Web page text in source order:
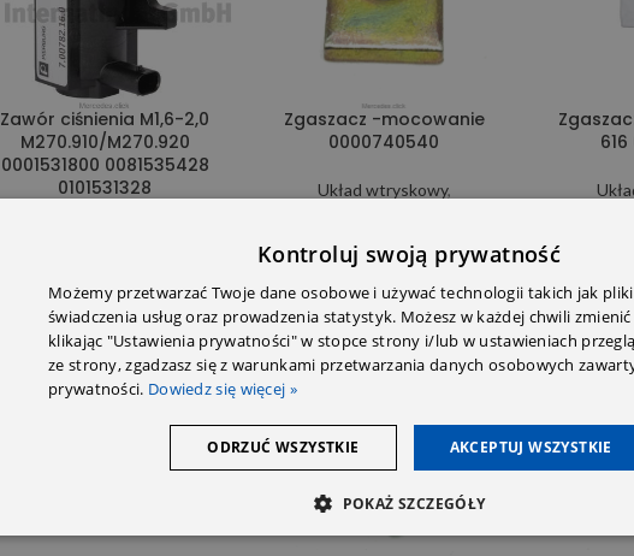
Zawór ciśnienia M1,6-2,0
M270.910/M270.920
0001531800 0081535428
0101531328
Zgaszacz -mocowanie
0000740540
Układ wtryskowy,
616
Kontroluj swoją prywatność
Możemy przetwarzać Twoje dane osobowe i używać technologii takich jak
świadczenia usług oraz prowadzenia statystyk. Możesz w każdej chwili
klikając "Ustawienia prywatności" w stopce strony i/lub w ustawieniach
ze strony, zgadzasz się z warunkami przetwarzania danych osobowych
prywatności. Dowiedz się więcej »
AKCEPTUJ WSZYSTKIE
ODRZUĆ WSZYSTKIE
POKAŻ SZCZEGÓŁY